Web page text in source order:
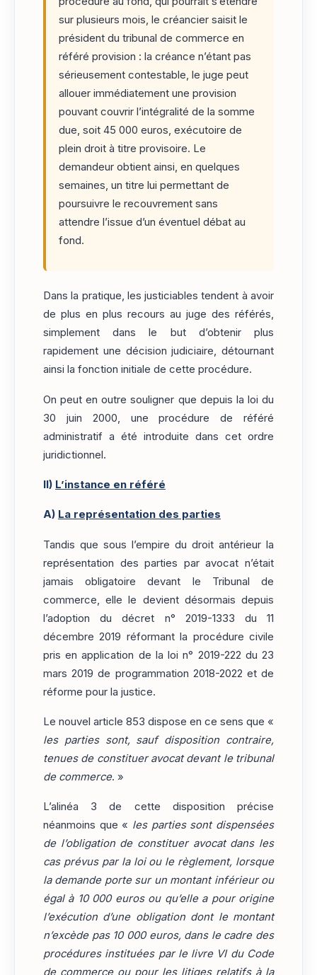
sur plusieurs mois, le créancier saisit le
président du tribunal de commerce en
référé provision : la créance n’étant pas
sérieusement contestable, le juge peut
allouer immédiatement une provision
pouvant couvrir l’intégralité de la somme
due, soit 45 000 euros, exécutoire de
plein droit à titre provisoire. Le
demandeur obtient ainsi, en quelques
semaines, un titre lui permettant de
poursuivre le recouvrement sans
attendre l’issue d’un éventuel débat au
fond.
Dans la pratique, les justiciables tendent à avoir
de plus en plus recours au juge des référés,
simplement dans le but d’obtenir plus
rapidement une décision judiciaire, détournant
ainsi la fonction initiale de cette procédure.
On peut en outre souligner que depuis la loi du
30 juin 2000, une procédure de référé
administratif a été introduite dans cet ordre
juridictionnel.
II) L’instance en référé
A) La représentation des parties
Tandis que sous l’empire du droit antérieur la
représentation des parties par avocat n’était
jamais obligatoire devant le Tribunal de
commerce, elle le devient désormais depuis
l’adoption du décret n° 2019-1333 du 11
décembre 2019 réformant la procédure civile
pris en application de la loi n° 2019-222 du 23
mars 2019 de programmation 2018-2022 et de
réforme pour la justice.
Le nouvel article 853 dispose en ce sens que «
les parties sont, sauf disposition contraire,
tenues de constituer avocat devant le tribunal
de commerce. »
L’alinéa 3 de cette disposition précise
néanmoins que « les parties sont dispensées
de l’obligation de constituer avocat dans les
cas prévus par la loi ou le règlement, lorsque
la demande porte sur un montant inférieur ou
égal à 10 000 euros ou qu’elle a pour origine
l’exécution d’une obligation dont le montant
n’excède pas 10 000 euros, dans le cadre des
procédures instituées par le livre VI du Code
de commerce ou pour les litiges relatifs à la